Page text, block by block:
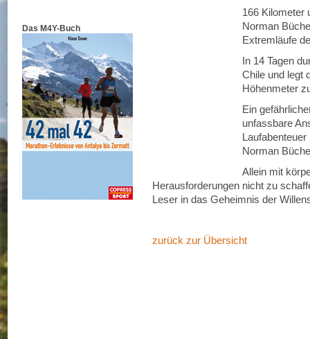
Das M4Y-Buch
166 Kilometer
Norman
Extremläufe
In 14 Tagen
Chile und legt
Höhenmeter
Ein
unfassbare
Norman
Allein mit
Herausforderungen nicht zu
Leser in das Geheimnis der
zurück zur Übersicht